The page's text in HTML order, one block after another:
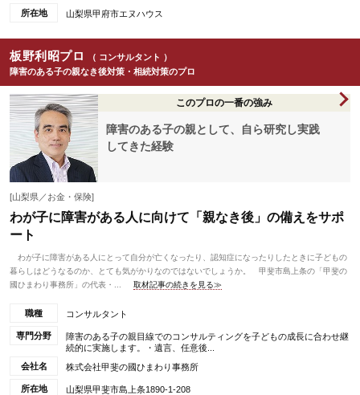
所在地 山梨県甲府市エヌハウス
板野利昭プロ
（ コンサルタント ）
障害のある子の親なき後対策・相続対策のプロ
このプロの一番の強み
障害のある子の親として、自ら研究し実践
してきた経験
[山梨県／お金・保険]
わが子に障害がある人に向けて「親なき後」の備えをサポ
ート
わが子に障害がある人にとって自分が亡くなったり、認知症になったりしたときに子どもの
暮らしはどうなるのか、とても気がかりなのではないでしょうか。 甲斐市島上条の「甲斐の
國ひまわり事務所」の代表・...
取材記事の続きを見る≫
職種 コンサルタント
専門分野
障害のある子の親目線でのコンサルティングを子どもの成長に合わせ継
続的に実施します。・遺言、任意後...
会社名
株式会社甲斐の國ひまわり事務所
所在地 山梨県甲斐市島上条1890-1-208